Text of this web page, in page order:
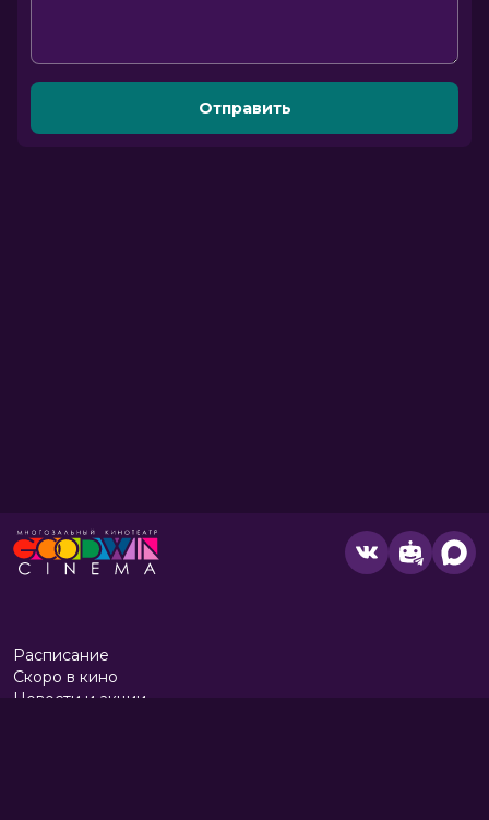
Отправить
Расписание
Скоро в кино
Новости и акции